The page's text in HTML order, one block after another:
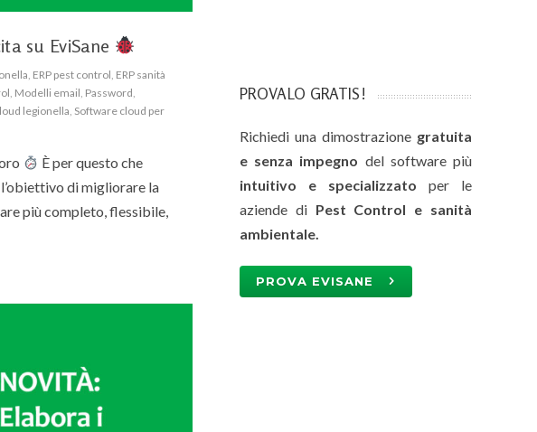
su EviSane
, ERP pest control, ERP sanità
, Modelli email, Password,
legionella, Software cloud per
È per questo che
di migliorare la
più completo, flessibile,
PROVALO GRATIS!
Richiedi una dimostrazione gratuita
e senza impegno del software più
intuitivo e specializzato per le
aziende di Pest Control e sanità
ambientale.
PROVA EVISANE